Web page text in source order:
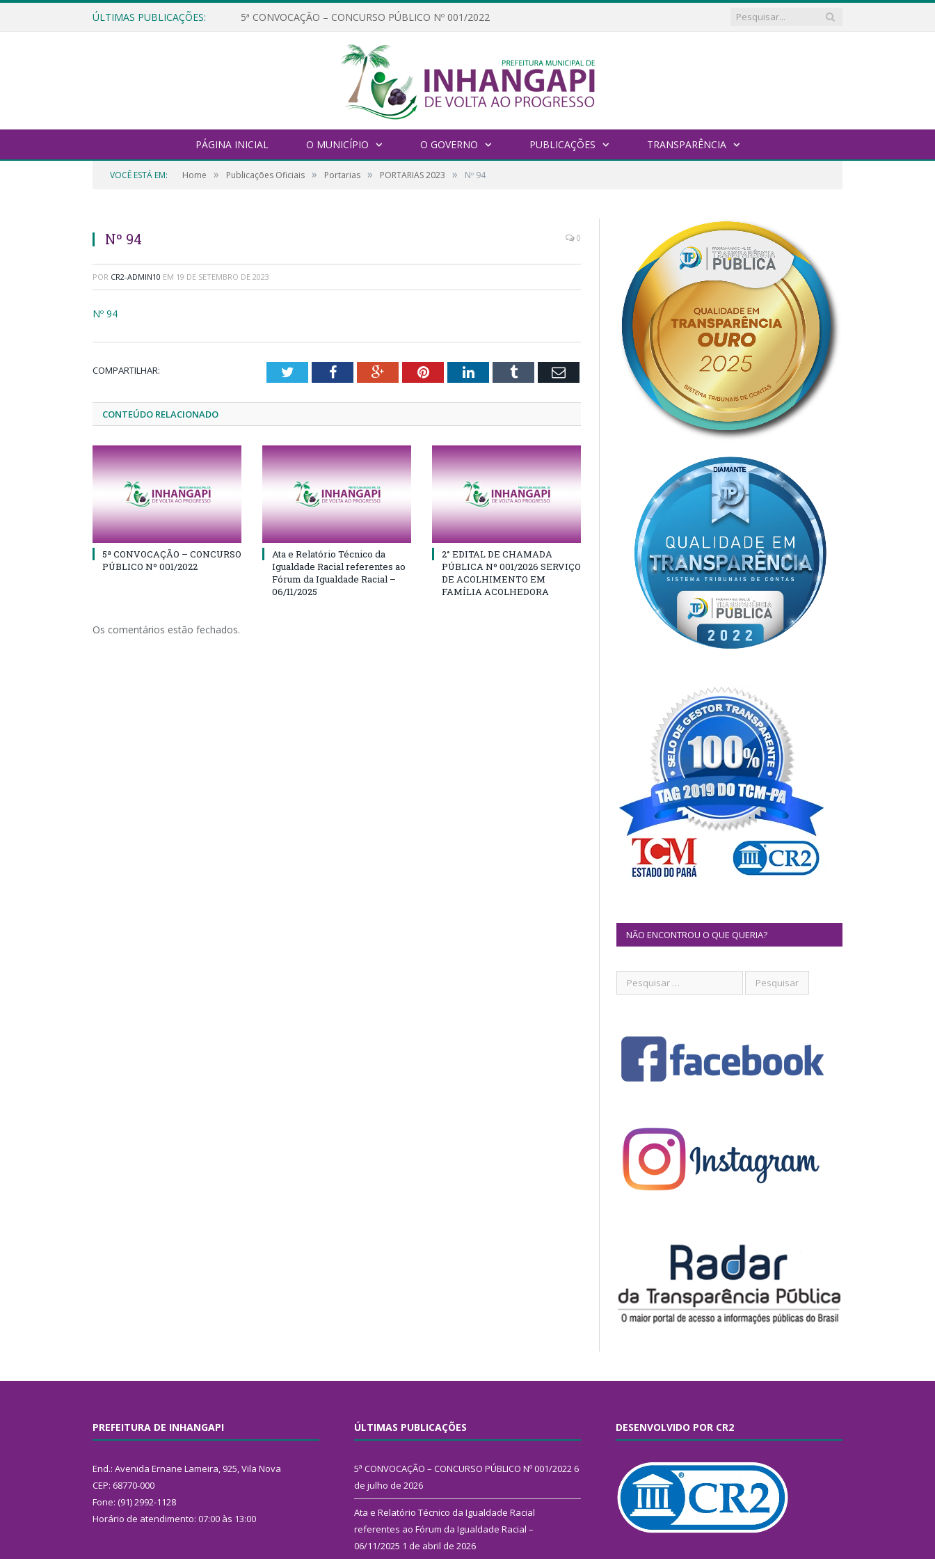
ÚLTIMAS PUBLICAÇÕES: 5ª CONVOCAÇÃO – CONCURSO PÚBLICO Nº 001/2022
PÁGINA INICIAL O MUNICÍPIO O GOVERNO PUBLICAÇÕES TRANSPARÊNCIA
VOCÊ ESTÁ EM: Home » Publicações Oficiais » Portarias » PORTARIAS 2023 » Nº 94
Nº 94 0
POR CR2-ADMIN10 EM 19 DE SETEMBRO DE 2023
Nº 94
COMPARTILHAR: TwitterFacebookGoogle+PinterestLinkedInTumblr Email
CONTEÚDO RELACIONADO
5ª CONVOCAÇÃO – CONCURSO
PÚBLICO Nº 001/2022
Ata e Relatório Técnico da
Igualdade Racial referentes ao
Fórum da Igualdade Racial –
06/11/2025
2° EDITAL DE CHAMADA
PÚBLICA Nº 001/2026 SERVIÇO
DE ACOLHIMENTO EM
FAMÍLIA ACOLHEDORA
Os comentários estão fechados.
NÃO ENCONTROU O QUE QUERIA?
PREFEITURA DE INHANGAPI
End.: Avenida Ernane Lameira, 925, Vila Nova
CEP: 68770-000
Fone: (91) 2992-1128
Horário de atendimento: 07:00 às 13:00
ÚLTIMAS PUBLICAÇÕES
5ª CONVOCAÇÃO – CONCURSO PÚBLICO Nº 001/2022 6
de julho de 2026
Ata e Relatório Técnico da Igualdade Racial
referentes ao Fórum da Igualdade Racial –
06/11/2025 1 de abril de 2026
DESENVOLVIDO POR CR2